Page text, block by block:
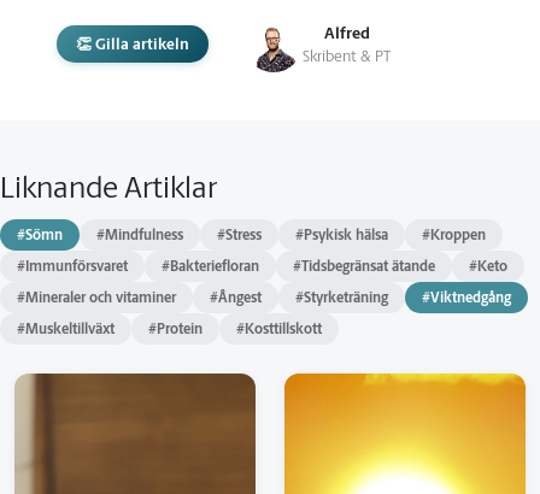
👏 Gilla artikeln
Alfred
Skribent & PT
Liknande Artiklar
#Sömn #Mindfulness #Stress #Psykisk hälsa
#Kroppen
#Immunförsvaret
#Bakteriefloran #Tidsbegränsat ätande
#Keto
#Mineraler och vitaminer
#Ångest #Styrketräning
#Viktnedgång
#Muskeltillväxt
#Protein #Kosttillskott